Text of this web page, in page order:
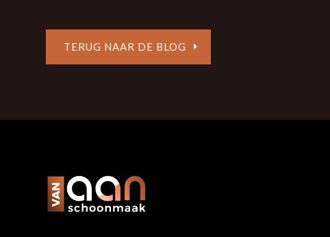
TERUG NAAR DE BLOG